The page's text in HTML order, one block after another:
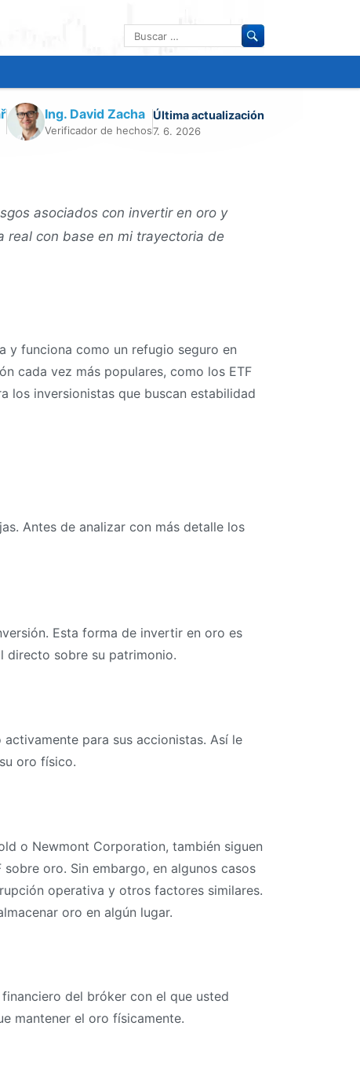
Buscar:
Ing. David Zacha
Verificador de hechos
Última actualización
7. 6. 2026
asociados con invertir en oro y
real con base en mi trayectoria de
y funciona como un refugio seguro en
cada vez más populares, como los ETF
los inversionistas que buscan estabilidad
Antes de analizar con más detalle los
Esta forma de invertir en oro es
directo sobre su patrimonio.
para sus accionistas. Así le
oro físico.
o Newmont Corporation, también siguen
oro. Sin embargo, en algunos casos
operativa y otros factores similares.
oro en algún lugar.
del bróker con el que usted
mantener el oro físicamente.